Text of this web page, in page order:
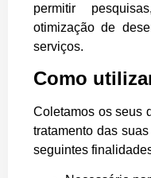
permitir
otimização de
serviços.
Como
Coletamos os seus
tratamento das
seguintes